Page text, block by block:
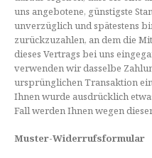
uns angebotene, günstigste
unverzüglich und spätestens
zurückzuzahlen, an dem die
dieses Vertrags bei uns
verwenden wir dasselbe
ursprünglichen Transaktion
Ihnen wurde ausdrücklich
Fall werden Ihnen wegen
Muster-Widerrufsformular